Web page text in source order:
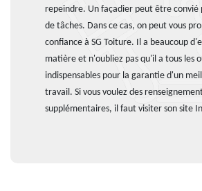
repeindre. Un façadier peut être convié
de tâches. Dans ce cas, on peut vous
confiance à SG Toiture. Il a beaucoup
matière et n'oubliez pas qu'il a tous les
indispensables pour la garantie d'un
travail. Si vous voulez des
supplémentaires, il faut visiter son site